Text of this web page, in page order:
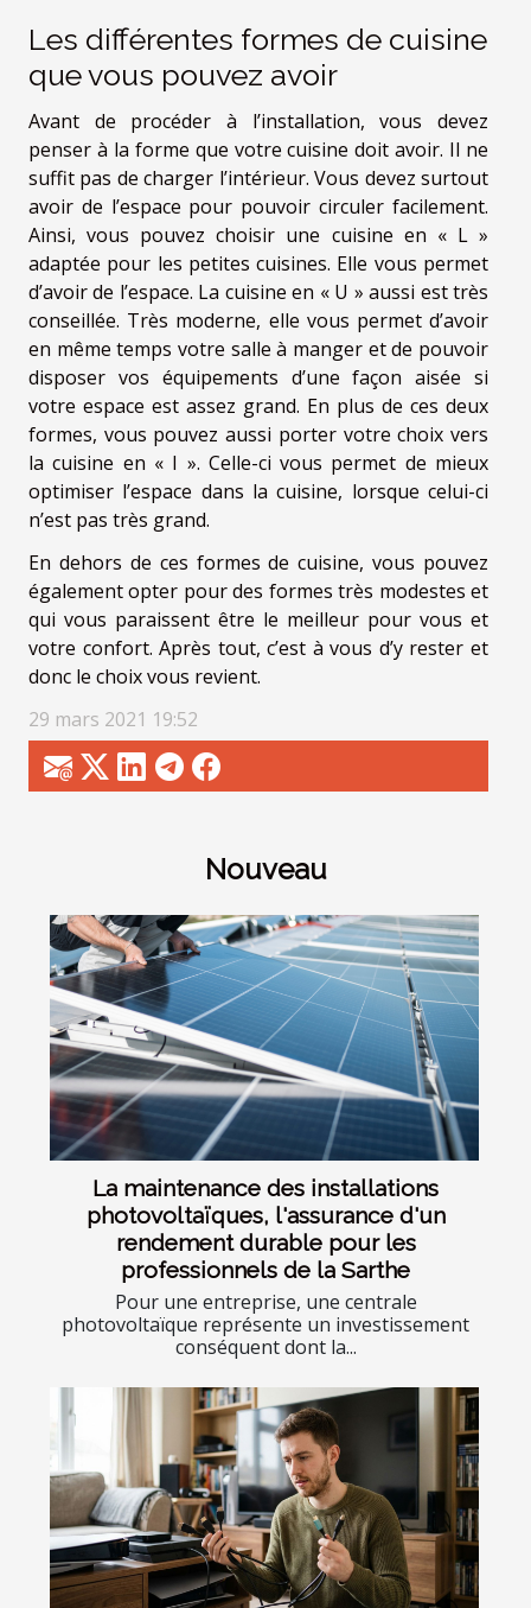
Les différentes formes de cuisine
que vous pouvez avoir
Avant de procéder à l’installation, vous devez
penser à la forme que votre cuisine doit avoir. Il ne
suffit pas de charger l’intérieur. Vous devez surtout
avoir de l’espace pour pouvoir circuler facilement.
Ainsi, vous pouvez choisir une cuisine en « L »
adaptée pour les petites cuisines. Elle vous permet
d’avoir de l’espace. La cuisine en « U » aussi est très
conseillée. Très moderne, elle vous permet d’avoir
en même temps votre salle à manger et de pouvoir
disposer vos équipements d’une façon aisée si
votre espace est assez grand. En plus de ces deux
formes, vous pouvez aussi porter votre choix vers
la cuisine en « I ». Celle-ci vous permet de mieux
optimiser l’espace dans la cuisine, lorsque celui-ci
n’est pas très grand.
En dehors de ces formes de cuisine, vous pouvez
également opter pour des formes très modestes et
qui vous paraissent être le meilleur pour vous et
votre confort. Après tout, c’est à vous d’y rester et
donc le choix vous revient.
29 mars 2021 19:52
Nouveau
La maintenance des installations
photovoltaïques, l'assurance d'un
rendement durable pour les
professionnels de la Sarthe
Pour une entreprise, une centrale
photovoltaïque représente un investissement
conséquent dont la...